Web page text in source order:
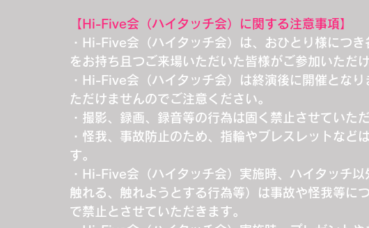
【Hi-Five会（ハイタッチ会）に関する注意事項】
・Hi-Five会（ハイタッチ会）は、おひとり様につ
をお持ち且つご来場いただいた皆様がご参加いただ
・Hi-Five会（ハイタッチ会）は終演後に開催とな
ただけませんのでご注意ください。
・撮影、録画、録音等の行為は固く禁止させていただ
・怪我、事故防止のため、指輪やブレスレットなど
す。
・Hi-Five会（ハイタッチ会）実施時、ハイタッチ
触れる、触れようとする行為等）は事故や怪我等に
で禁止とさせていただきます。